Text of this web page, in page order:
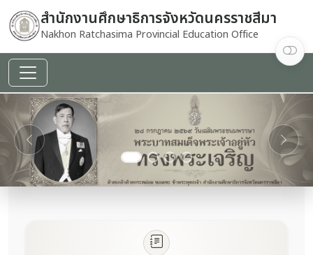
decoding="async"
fetchpriority="high"
referrerpolicy="no-
referrer">
สำนักงานศึกษาธิการจังหวัดนครราชสีมา
Nakhon Ratchasima Provincial Education Office
Previous Next